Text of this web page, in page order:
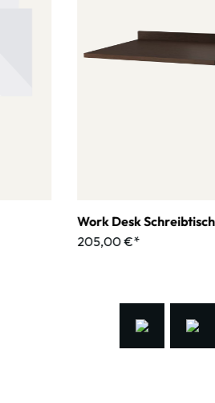
Work Desk
205,00 €*